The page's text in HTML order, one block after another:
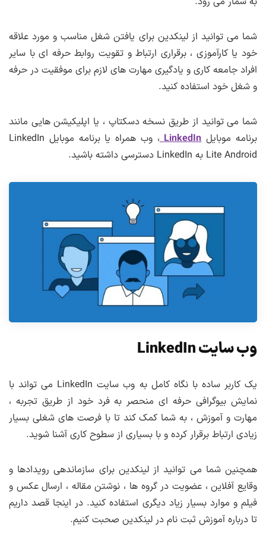
شما می توانید از لینکدین برای یافتن شغل مناسب و مورد علاقه
خود یا کارآموزی ، برقراری ارتباط و تقویت روابط حرفه ای با سایر
افراد جامعه کاری و یادگیری مهارت های لازم برای موفقیت در حرفه
و شغل خود استفاده کنید.
شما می توانید از طریق نسخه دسکتاپ ، یا اپلیکیشن هایی مانند
برنامه موبایلLinkedIn
، وب همراه یا برنامه موبایل LinkedIn
Lite Android به LinkedIn دسترسی داشته باشید.
وب سایت LinkedIn
یک کاربر ساده با نگاه کامل به وب سایت LinkedIn می تواند با
نمایش بیوگرافی حرفه ای منحصر به فرد خود از طریق تجربه ،
مهارت و آموزش ، به شما کمک کند تا با فرصت های شغلی بسیار
زیادی ارتباط برقرار کرده و با بسیاری از سطوح کاری آشنا شوید.
همچنین شما می توانید از لینکدین برای سازماندهی رویدادها و
وقایع آفلاین ، عضویت در گروه ها ، نوشتن مقاله ، ارسال عکس و
فیلم و موارد بسیار زیاد دیگری استفاده کنید. در اینجا قصد داریم
تا درباره آموزش ثبت نام در لینکدین صحبت کنیم.